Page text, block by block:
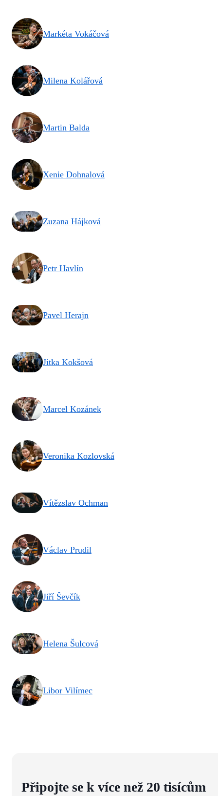
Markéta Vokáčová
Milena Kolářová
Martin Balda
Xenie Dohnalová
Zuzana Hájková
Petr Havlín
Pavel Herajn
Jitka Kokšová
Marcel Kozánek
Veronika Kozlovská
Vítězslav Ochman
Václav Prudil
Jiří Ševčík
Helena Šulcová
Libor Vilímec
Připojte se k více než 20 tisícům